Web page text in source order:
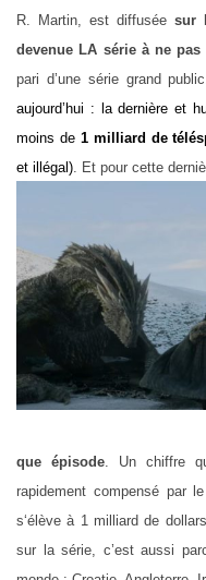
R. Martin, est diffusée sur
devenue LA série à ne pas
pari d’une série grand
aujourd’hui : la dernière et
moins de1 milliard de
et illégal) . Et pour cette
que épisode . Un chiffre
rapidement compensé par
s‘élève à 1 milliard de
sur la série, c’est aussi